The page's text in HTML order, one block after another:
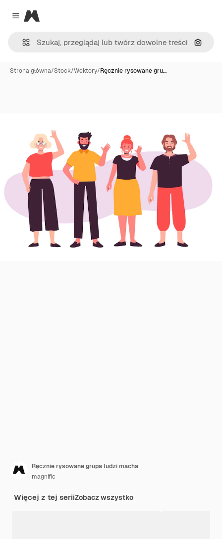
Close menu
Magnific
Szukaj
Strona główna/Stock/Wektory/Ręcznie rysowane gru…
Ręcznie rysowane grupa ludzi macha
magnific
Więcej z tej seriiZobacz wszystko